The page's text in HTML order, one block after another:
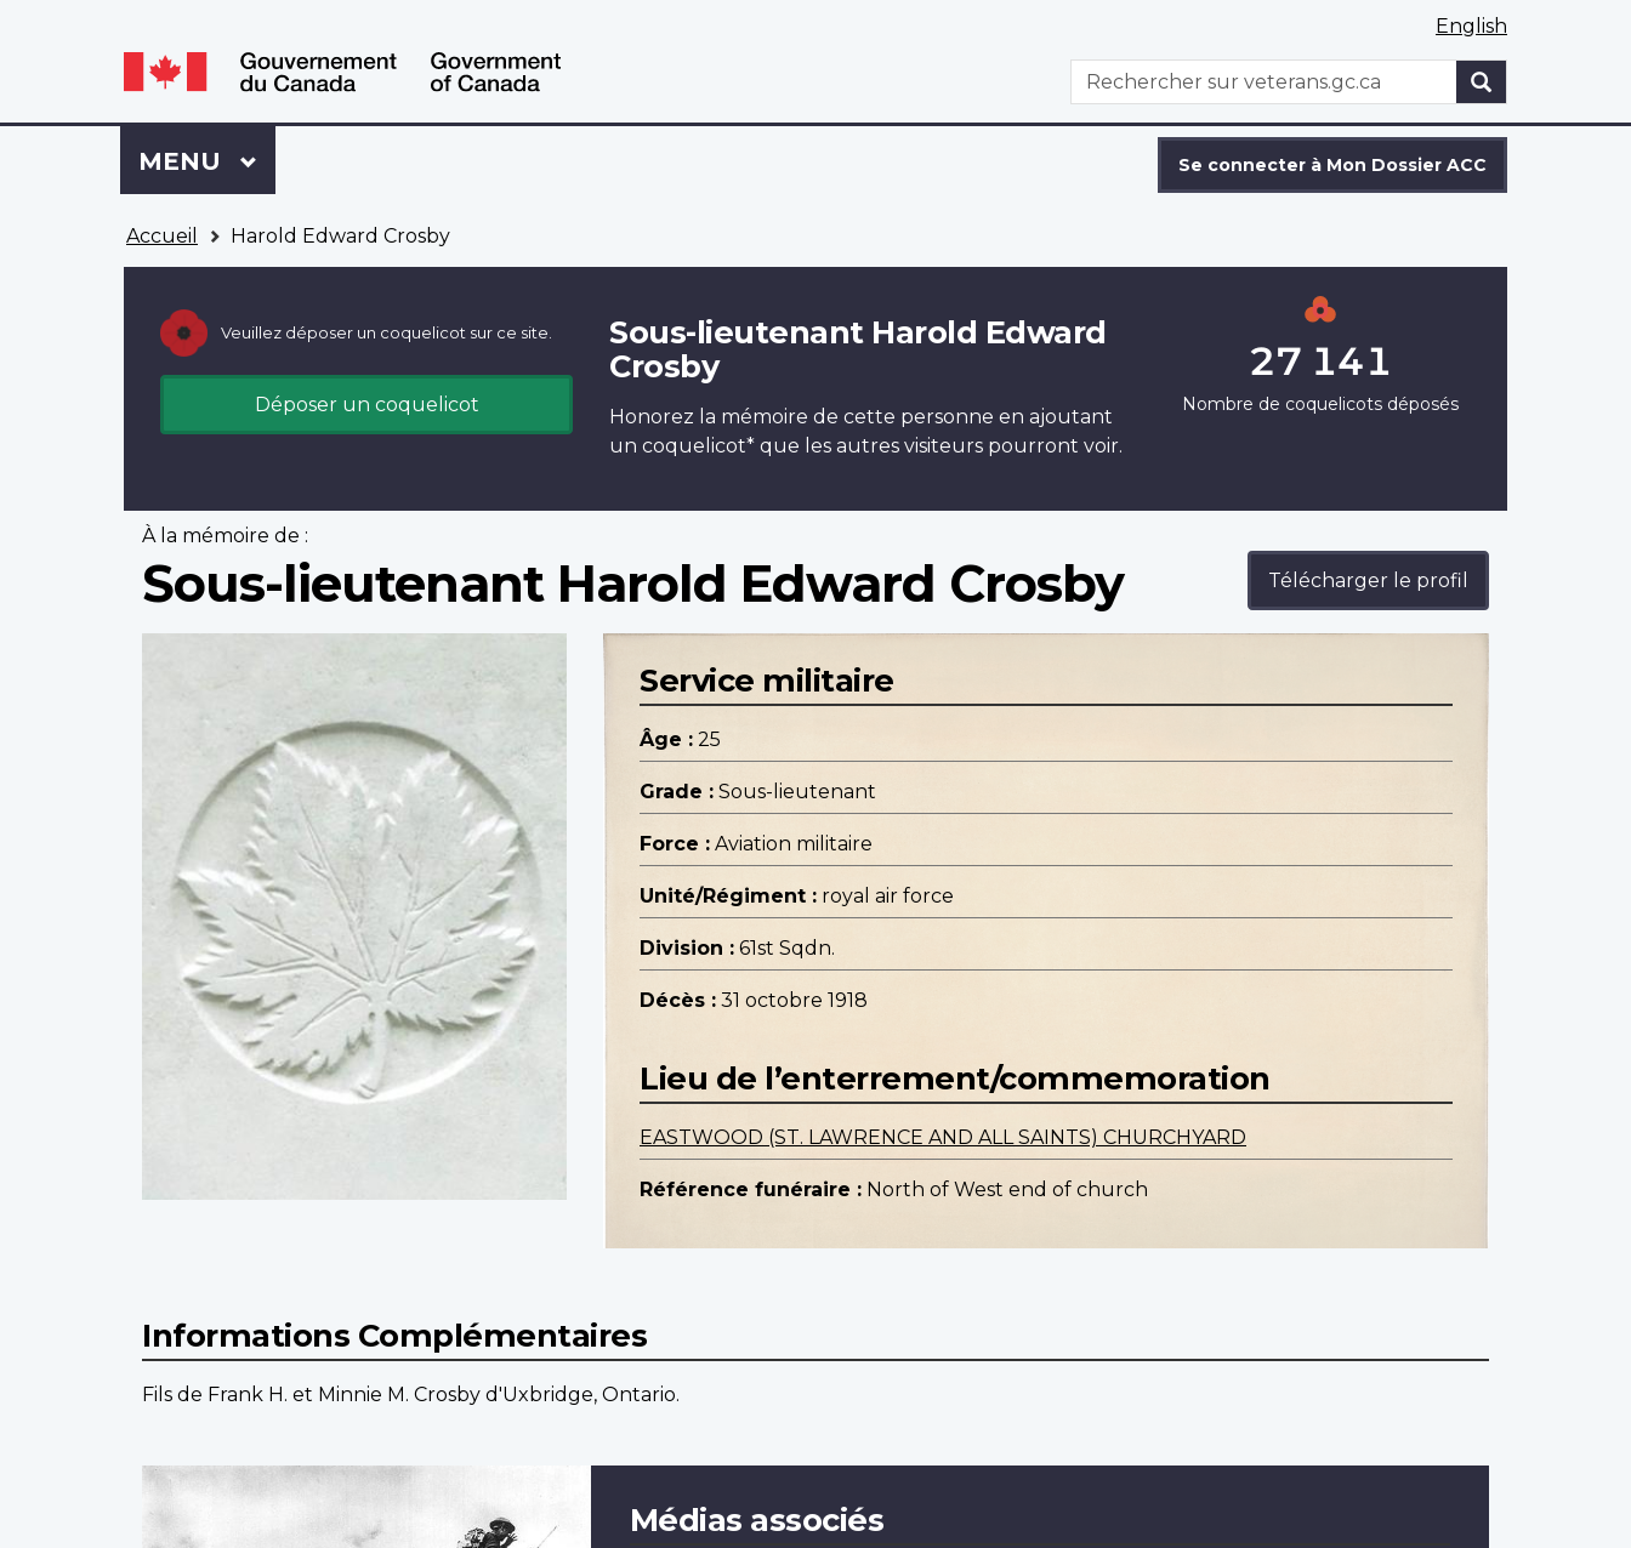
Language
switcher
Language
switcher
English
WxT
Search
Rechercher
Se
connecter
à
Dossier
Se connecter à Mon Dossier ACC
Menu
MENU PRINCIPAL
Accueil Harold Edward Crosby
Veuillez déposer un coquelicot sur ce site.
Déposer un coquelicot
Sous-lieutenant Harold Edward
Crosby
Honorez la mémoire de cette personne en ajoutant
un coquelicot* que les autres visiteurs pourront voir.
27 141
Nombre de coquelicots déposés
À la mémoire de :
Sous-lieutenant Harold Edward Crosby Télécharger le profil
Service militaire
Âge : 25
Grade : Sous-lieutenant
Force : Aviation militaire
Unité/Régiment : royal air force
Division : 61st Sqdn.
Décès : 31 octobre 1918
Lieu de l’enterrement/commemoration
EASTWOOD (ST. LAWRENCE AND ALL SAINTS) CHURCHYARD
Référence funéraire : North of West end of church
Informations Complémentaires
Fils de Frank H. et Minnie M. Crosby d'Uxbridge, Ontario.
Médias associés